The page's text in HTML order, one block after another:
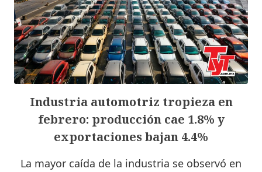
Industria automotriz tropieza en
febrero: producción cae 1.8% y
exportaciones bajan 4.4%
La mayor caída de la industria se observó en